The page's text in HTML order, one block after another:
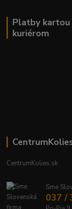
Platby kartou
kuriérom
CentrumKolies.sk
Sme
037 /